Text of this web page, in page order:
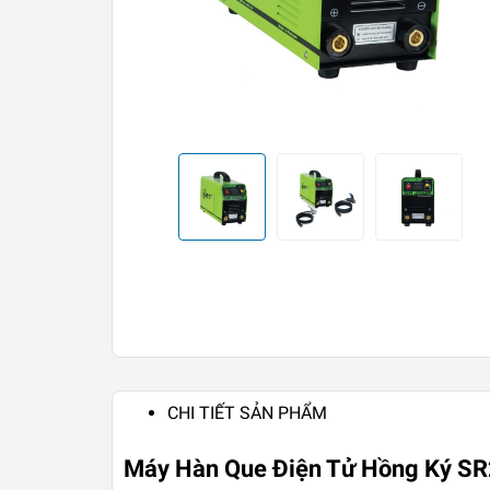
CHI TIẾT SẢN PHẨM
Máy Hàn Que Điện Tử Hồng Ký